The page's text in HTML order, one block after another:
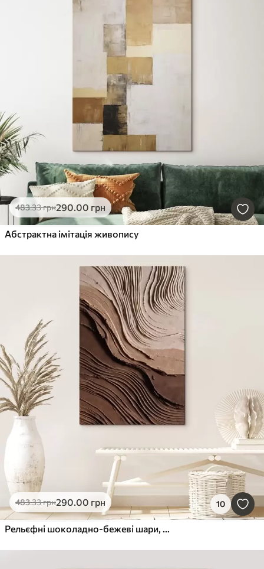
483.33грн290.00 грн
Абстрактна імітація живопису
483.33грн290.00 грн 10
Рельєфні шоколадно-бежеві шари, фактурна паста